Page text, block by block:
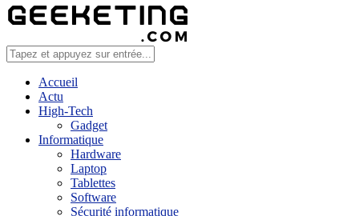
Accueil
Actu
High-Tech
Gadget
Informatique
Hardware
Laptop
Tablettes
Software
Sécurité informatique